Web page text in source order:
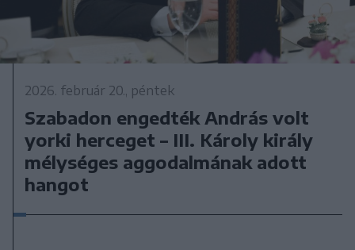
2026. február 20., péntek
Szabadon engedték András volt
yorki herceget – III. Károly király
mélységes aggodalmának adott
hangot